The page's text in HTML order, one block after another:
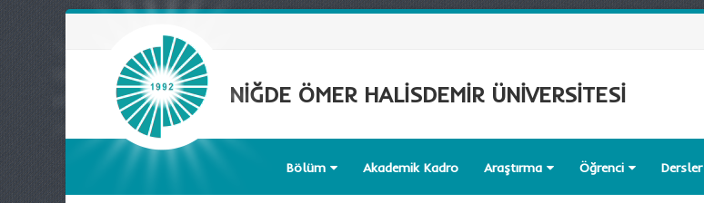
NİĞDE ÖMER HALİSDEMİR ÜNİVERSİTESİ
Bölüm Akademik Kadro Araştırma Öğrenci Dersler